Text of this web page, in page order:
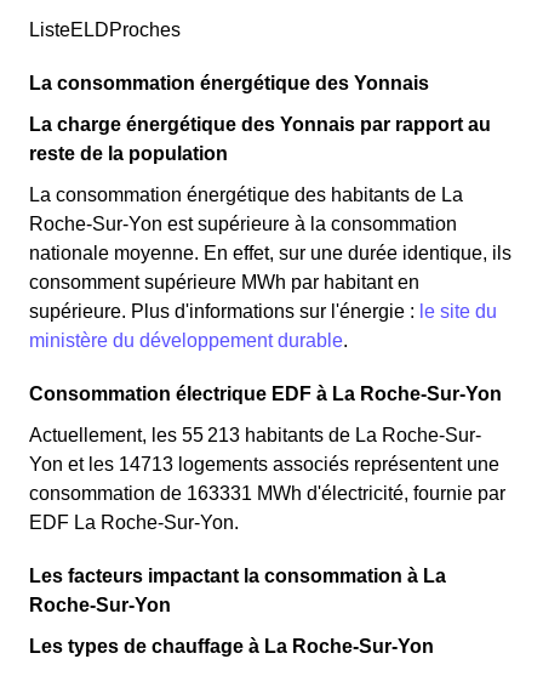
ListeELDProches
La consommation énergétique des Yonnais
La charge énergétique des Yonnais par rapport au
reste de la population
La consommation énergétique des habitants de La
Roche-Sur-Yon est supérieure à la consommation
nationale moyenne. En effet, sur une durée identique, ils
consomment supérieure MWh par habitant en
supérieure. Plus d'informations sur l'énergie : le site du
ministère du développement durable.
Consommation électrique EDF à La Roche-Sur-Yon
Actuellement, les 55 213 habitants de La Roche-Sur-
Yon et les 14713 logements associés représentent une
consommation de 163331 MWh d'électricité, fournie par
EDF La Roche-Sur-Yon.
Les facteurs impactant la consommation à La
Roche-Sur-Yon
Les types de chauffage à La Roche-Sur-Yon